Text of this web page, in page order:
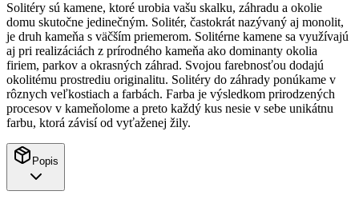
Solitéry sú kamene, ktoré urobia vašu skalku, záhradu a okolie
domu skutočne jedinečným. Solitér, častokrát nazývaný aj monolit,
je druh kameňa s väčším priemerom. Solitérne kamene sa využívajú
aj pri realizáciách z prírodného kameňa ako dominanty okolia
firiem, parkov a okrasných záhrad. Svojou farebnosťou dodajú
okolitému prostrediu originalitu. Solitéry do záhrady ponúkame v
rôznych veľkostiach a farbách. Farba je výsledkom prirodzených
procesov v kameňolome a preto každý kus nesie v sebe unikátnu
farbu, ktorá závisí od vyťaženej žily.
Popis